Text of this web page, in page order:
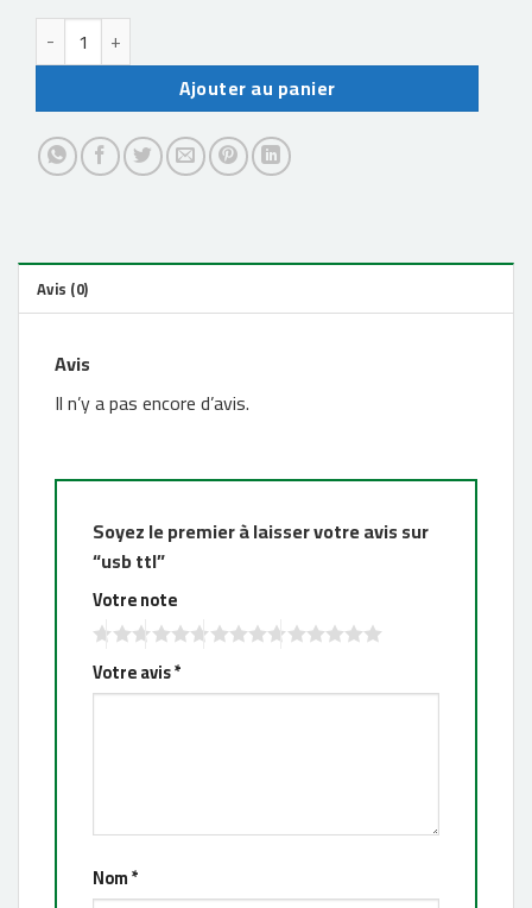
quantité de usb ttl
Ajouter au panier
Avis (0)
Avis
Il n’y a pas encore d’avis.
Soyez le premier à laisser votre avis sur
“usb ttl”
Votre note
Votre avis*
Nom*